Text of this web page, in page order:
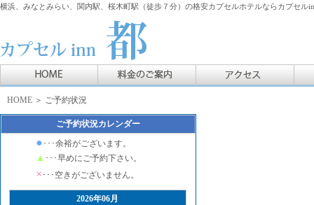
横浜、みなとみらい、関内駅、桜木町駅（徒歩７分）の格安カプセルホテルならカプセル
HOME ＞ ご予約状況
ご予約状況カレンダー
● ･･･余裕がございます。
▲ ･･･早めにご予約下さい。
× ･･･空きがございません。
2026年06月